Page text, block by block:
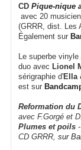
CD Pique-nique
avec 20
(GRRR, dist. Les
Également sur
Le superbe vinyle
duo avec Lionel
sérigraphie d'Ella
est sur
Reformation du
avec F.Gorgé et
Plumes et poils
CD GRRR, sur